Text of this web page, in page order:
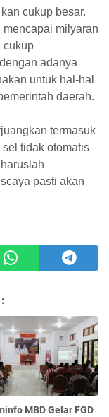
cukup besar.
milyaran
cukup
adanya
untuk hal-hal
daerah.
termasuk
tidak otomatis
pasti akan
MBD Gelar FGD